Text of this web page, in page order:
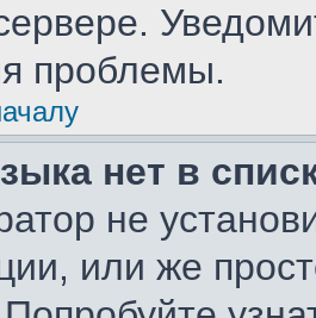
проблемы.
нет в
не
или же